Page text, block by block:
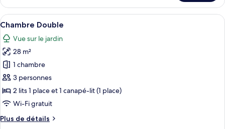
le
type
de
chambre
Chambre
Familiale
Afficher
toutes
les
photos
pour
ce
type
de
chambre :
Chambre
Coffres-forts dans les chambres, fer
7
Chambre Double
Vue sur le jardin
28 m²
1 chambre
3 personnes
2 lits 1 place et 1 canapé-lit (1 place)
Wi-Fi gratuit
Plus de détails
Plus